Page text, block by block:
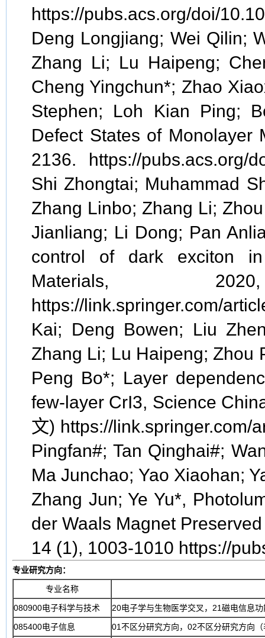
https://pubs.acs.org/doi/
Deng Longjiang; Wei Qilin;
Zhang Li; Lu Haipeng;
Cheng Yingchun*; Zhao
Stephen; Loh Kian Ping;
Defect States of Monolayer
2136. https://pubs.acs.org/
Shi Zhongtai; Muhammad
Zhang Linbo; Zhang Li;
Jianliang; Li Dong; Pan
control of dark exciton in
Materials,
https://link.springer.com/
Kai; Deng Bowen; Liu
Zhang Li; Lu Haipeng; Zhou
Peng Bo*; Layer
few-layer CrI3, Science
文) https://link.springer.com/
Pingfan#; Tan Qinghai#;
Ma Junchao; Yao Xiaohan;
Zhang Jun; Ye Yu*,
der Waals Magnet
14 (1), 1003-1010 https://
专业研究方向：
专业名称
080900电子科学与技术
20电子学与生物医学交叉，21磁电信息
085400电子信息
01不区分研究方向，02不区分研究方向